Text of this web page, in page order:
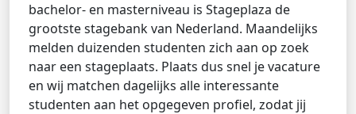
bachelor- en masterniveau is Stageplaza de
grootste stagebank van Nederland. Maandelijks
melden duizenden studenten zich aan op zoek
naar een stageplaats. Plaats dus snel je vacature
en wij matchen dagelijks alle interessante
studenten aan het opgegeven profiel, zodat jij